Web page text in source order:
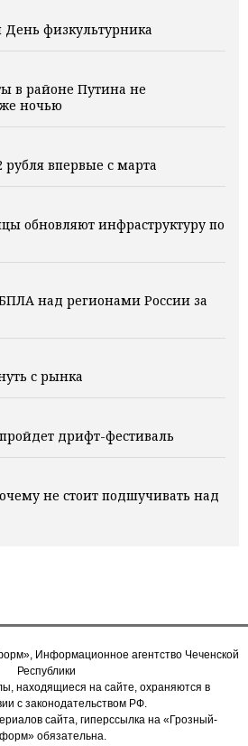
физкультурника
в районе Путина не
ночью
впервые с марта
обновляют инфраструктуру по
над регионами России за
с рынка
дрифт-фестиваль
не стоит подшучивать над
Информационное агентство Чеченской
Республики
находящиеся на сайте, охраняются в
с законодательством РФ.
сайта, гиперссылка на «Грозный-
обязательна.